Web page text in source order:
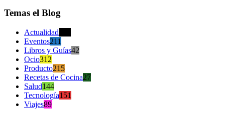
Temas el Blog
Actualidad
Eventos211
Libros y Guías42
Ocio312
Producto215
Recetas de Cocina27
Salud144
Tecnología151
Viajes89